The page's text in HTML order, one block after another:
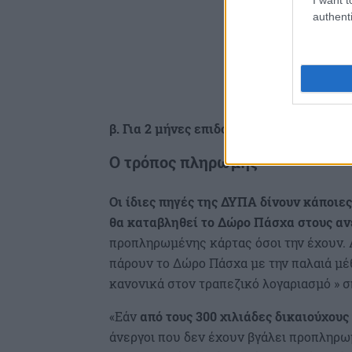
β. Για 2 μήνες επιδότησης θα
Ο τρόπος πληρωμής
Οι ίδιες πηγές της ΔΥΠΑ δίνουν
θα καταβληθεί το Δώρο Πάσχα στους
προπληρωμένης κάρτας όσοι την
πάρουν το Δώρο Πάσχα με την παλαιά
κανονικά στον τραπεζικό λογαριασμό »
«Εάν από τους 300 χιλιάδες
άνεργοι που δεν έχουν βγάλει